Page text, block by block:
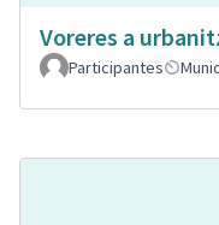
Voreres a
Participantes